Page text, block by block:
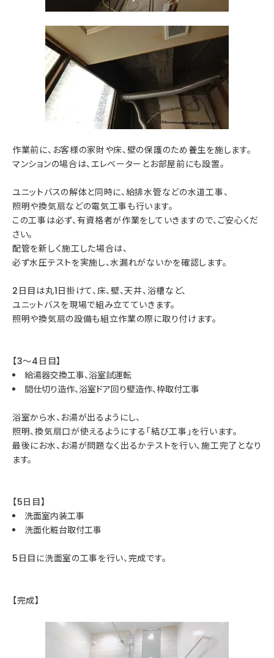
作業前に、お客様の家財や床、壁の保護のため養生を施します。
マンションの場合は、エレベーターとお部屋前にも設置。
ユニットバスの解体と同時に、給排水管などの水道工事、
照明や換気扇などの電気工事も行います。
この工事は必ず、有資格者が作業をしていきますので、ご安心くだ
さい。
配管を新しく施工した場合は、
必ず水圧テストを実施し、水漏れがないかを確認します。
2日目は丸1日掛けて、床、壁、天井、浴槽など、
ユニットバスを現場で組み立てていきます。
照明や換気扇の設備も組立作業の際に取り付けます。
【3～4日目】
給湯器交換工事、浴室試運転
間仕切り造作、浴室ドア回り壁造作、枠取付工事
浴室から水、お湯が出るようにし、
照明、換気扇口が使えるようにする「結び工事」を行います。
最後にお水、お湯が問題なく出るかテストを行い、施工完了となり
ます。
【5日目】
洗面室内装工事
洗面化粧台取付工事
5日目に洗面室の工事を行い、完成です。
【完成】